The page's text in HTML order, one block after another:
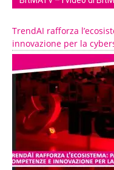
TrendAI rafforza
innovazione per la